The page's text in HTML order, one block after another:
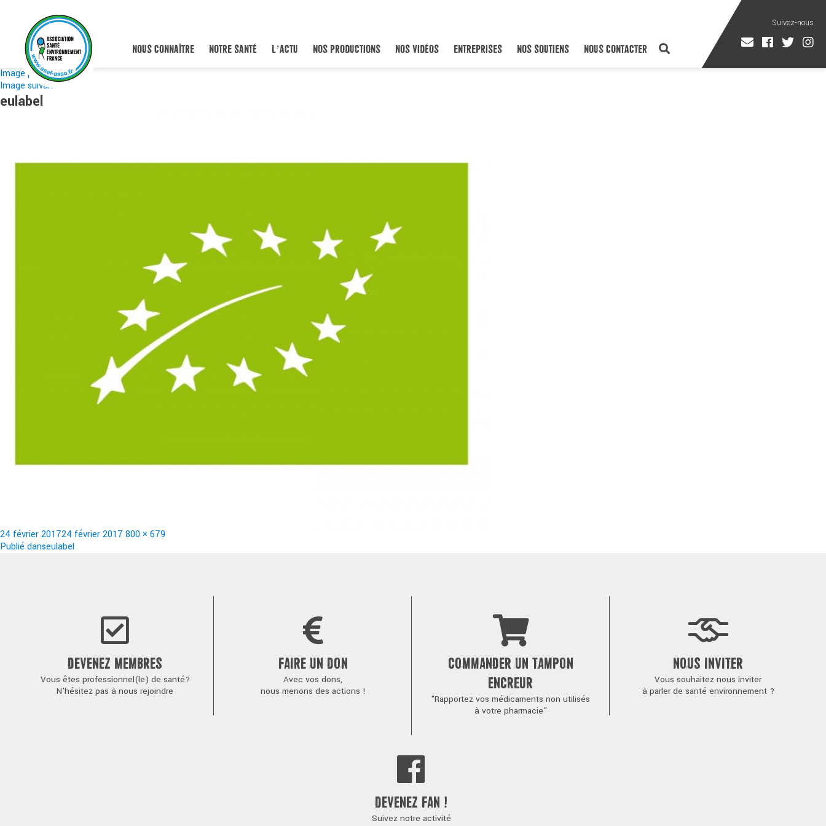
NOUS CONNAÎTRE NOTRE SANTÉ L’ACTU NOS PRODUCTIONS NOS VIDÉOS ENTREPRISES NOS SOUTIENS NOUS CONTACTER
Image précédente
Image suivante
eulabel
Publié
le
24 février 201724 février 2017 Taille
800 × 679
Navigation
Publié danseulabel
DEVENEZ MEMBRES
Vous êtes professionnel(le) de santé?
N'hésitez pas à nous rejoindre
FAIRE UN DON
Avec vos dons,
nous menons des actions !
COMMANDER UN TAMPON
ENCREUR
"Rapportez vos médicaments non utilisés
à votre pharmacie"
NOUS INVITER
Vous souhaitez nous inviter
à parler de santé environnement ?
DEVENEZ FAN !
Suivez notre activité